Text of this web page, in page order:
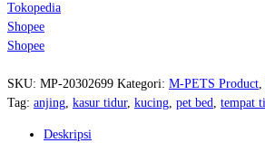
Tokopedia
Shopee
Shopee
SKU: MP-20302699 Kategori: M-PETS Product,
Tag: anjing, kasur tidur, kucing, pet bed, tempat
Deskripsi